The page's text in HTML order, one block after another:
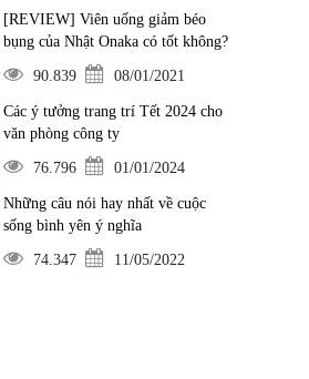
[REVIEW] Viên uống giảm béo
bụng của Nhật Onaka có tốt không?
90.839 08/01/2021
Các ý tưởng trang trí Tết 2024 cho
văn phòng công ty
76.796 01/01/2024
Những câu nói hay nhất về cuộc
sống bình yên ý nghĩa
74.347 11/05/2022